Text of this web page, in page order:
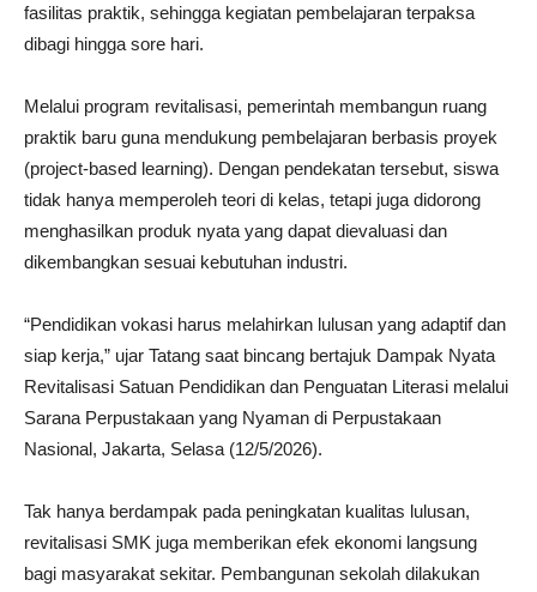
fasilitas praktik, sehingga kegiatan pembelajaran terpaksa
dibagi hingga sore hari.
Melalui program revitalisasi, pemerintah membangun ruang
praktik baru guna mendukung pembelajaran berbasis proyek
(project-based learning). Dengan pendekatan tersebut, siswa
tidak hanya memperoleh teori di kelas, tetapi juga didorong
menghasilkan produk nyata yang dapat dievaluasi dan
dikembangkan sesuai kebutuhan industri.
“Pendidikan vokasi harus melahirkan lulusan yang adaptif dan
siap kerja,” ujar Tatang saat bincang bertajuk Dampak Nyata
Revitalisasi Satuan Pendidikan dan Penguatan Literasi melalui
Sarana Perpustakaan yang Nyaman di Perpustakaan
Nasional, Jakarta, Selasa (12/5/2026).
Tak hanya berdampak pada peningkatan kualitas lulusan,
revitalisasi SMK juga memberikan efek ekonomi langsung
bagi masyarakat sekitar. Pembangunan sekolah dilakukan